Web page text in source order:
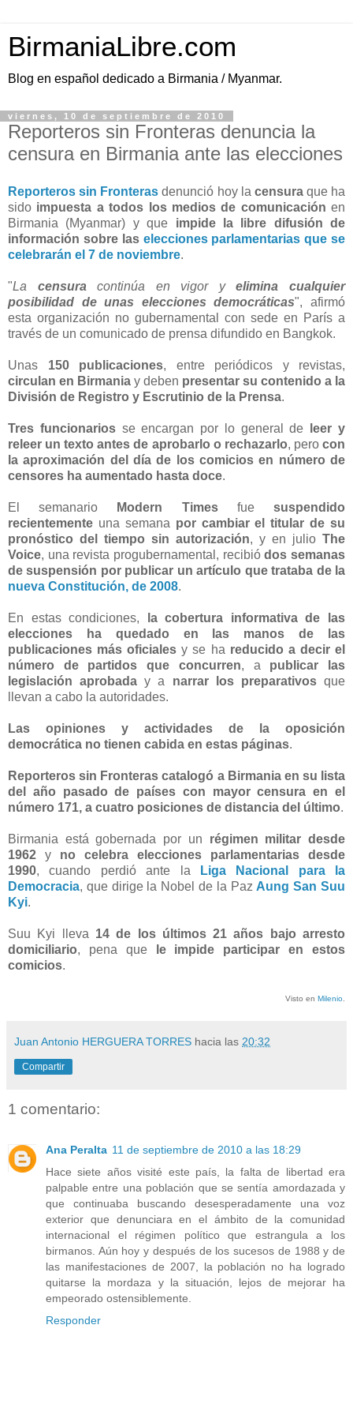
BirmaniaLibre.com
Blog en español dedicado a Birmania / Myanmar.
viernes, 10 de septiembre de 2010
Reporteros sin Fronteras denuncia la
censura en Birmania ante las elecciones
Reporteros sin Fronteras denunció hoy la censuraque ha
sido impuesta a todos los medios de comunicación en
Birmania (Myanmar) y que impide la libre difusión de
información sobre las elecciones parlamentarias que se
celebrarán el 7 de noviembre.
"La censura continúa en vigor yelimina cualquier
posibilidad de unas elecciones democráticas", afirmó
esta organización no gubernamental con sede en París a
través de un comunicado de prensa difundido en Bangkok.
Unas 150 publicaciones, entre periódicos y revistas,
circulan en Birmania y deben presentar su contenido a la
División de Registro y Escrutinio de la Prensa.
Tres funcionariosse encargan por lo general de
leer y
releer un texto antes de aprobarlo o rechazarlo, perocon
la aproximación del día de los comicios en número de
censores ha aumentado hasta doce.
El semanario Modern Timesfuesuspendido
recientemente una semana por cambiar el titular de su
pronóstico del tiempo sin autorización, y en julio The
Voice, una revista progubernamental, recibiódos semanas
de suspensión por publicar un artículo que trataba de la
nueva Constitución, de 2008.
En estas condiciones,
la cobertura informativa de las
elecciones ha quedado en las manos de las
publicaciones más oficiales y se ha reducido a decir el
número de partidos que concurren, a publicar las
legislación aprobada y a narrar los preparativosque
llevan a cabo la autoridades.
Las opiniones y actividades de la oposición
democrática no tienen cabida en estas páginas.
Reporteros sin Fronteras catalogó a Birmania en su lista
del año pasado de países con mayor censura en el
número 171, a cuatro posiciones de distancia del último.
Birmania está gobernada por un régimen militar desde
1962 y no celebra elecciones parlamentarias desde
1990, cuando perdió ante la
Liga Nacional para la
Democracia, que dirige la Nobel de la Paz Aung San Suu
Kyi.
Suu Kyi lleva 14 de los últimos 21 años bajo arresto
domiciliario, pena que
le impide participar en estos
comicios.
Visto en Milenio
Juan Antonio HERGUERA TORRES hacia las 20:32
Compartir
1 comentario:
Ana Peralta 11 de septiembre de 2010 a las 18:29
Hace siete años visité este país, la falta de libertad era
palpable entre una población que se sentía amordazada y
que continuaba buscando desesperadamente una voz
exterior que denunciara en el ámbito de la comunidad
internacional el régimen político que estrangula a los
birmanos. Aún hoy y después de los sucesos de 1988 y de
las manifestaciones de 2007, la población no ha logrado
quitarse la mordaza y la situación, lejos de mejorar ha
empeorado ostensiblemente.
Responder